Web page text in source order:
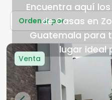
Encuentra aquí
de Casas en
Guatemala para
lugar ideal
Ordenar por...
Venta